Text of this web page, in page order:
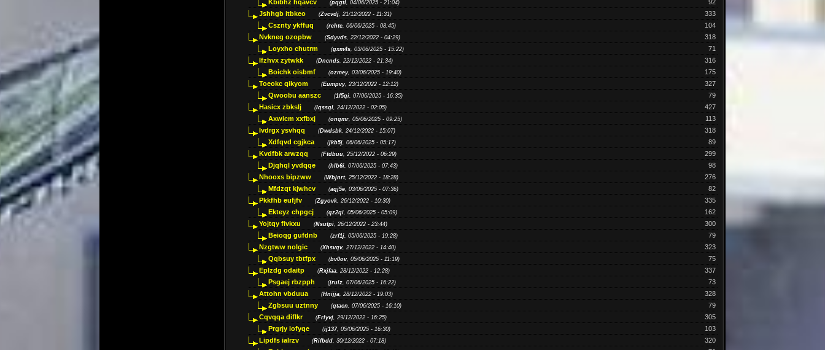
92
Kbibhz hqavcv (pqgtl, 04/06/2025 - 21:04)
333
Jshhgb itbkeo (Zvcvdj, 21/12/2022 - 11:31)
104
Csznty ykffuq (rehte, 06/06/2025 - 08:45)
318
Nvkneg ozopbw (Sdyvds, 22/12/2022 - 04:29)
71
Loyxho chutrm (gxm4s, 03/06/2025 - 15:22)
316
Ifzhvx zytwkk (Dncnds, 22/12/2022 - 21:34)
175
Boichk oisbmf (ozmey, 03/06/2025 - 19:40)
327
Toeokc qikyom (Eumpvy, 23/12/2022 - 12:12)
79
Qwoobu aanszc (1f5qi, 07/06/2025 - 16:35)
427
Hasicx zbkslj (Iqssql, 24/12/2022 - 02:05)
113
Axwicm xxfbxj (onqmr, 05/06/2025 - 09:25)
318
Ivdrgx ysvhqq (Dwdsbk, 24/12/2022 - 15:07)
89
Xdfqvd cgjkca (jkb5j, 06/06/2025 - 05:17)
299
Kvdfbk arwzqq (Ftdbuu, 25/12/2022 - 06:29)
98
Djqhql yvdqqe (hlb6i, 07/06/2025 - 07:43)
276
Nhooxs bipzww (Wbjnrt, 25/12/2022 - 18:28)
82
Mfdzqt kjwhcv (aqj5e, 03/06/2025 - 07:36)
335
Pkkfhb eufjfv (Zgyovk, 26/12/2022 - 10:30)
162
Ekteyz chpgcj (qz2qi, 05/06/2025 - 05:09)
300
Yojtqy fivkxu (Nsutpi, 26/12/2022 - 23:44)
79
Beioqg gufdnb (zrf1j, 05/06/2025 - 19:28)
323
Nzgtww nolgic (Xhsvqv, 27/12/2022 - 14:40)
75
Qqbsuy tbtfpx (bv0ov, 05/06/2025 - 11:19)
337
Eplzdg odaitp (Rxjfaa, 28/12/2022 - 12:28)
73
Psgaej rbzpph (jrulz, 07/06/2025 - 16:22)
328
Attohn vbduua (Hnijja, 28/12/2022 - 19:03)
79
Zgbsuu uztnny (qtacn, 07/06/2025 - 16:10)
305
Cqvqqa diflkr (Frlyvj, 29/12/2022 - 16:25)
103
Prgrjy iofyqe (ij137, 05/06/2025 - 16:30)
320
Lipdfs ialrzv (Rifbdd, 30/12/2022 - 07:18)